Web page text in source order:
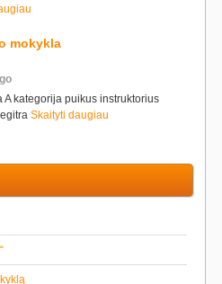
mokykla
A kategorija puikus instruktorius
Skaityti daugiau